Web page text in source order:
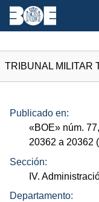
TRIBUNAL MILITAR
Publicado en:
«BOE» núm.
20362 a 20362
Sección:
IV.
Departamento: